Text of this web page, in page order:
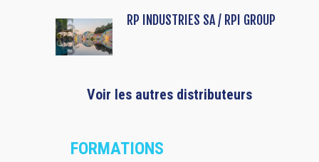
RP INDUSTRIES SA / RPI GROUP
Voir les autres distributeurs
FORMATIONS